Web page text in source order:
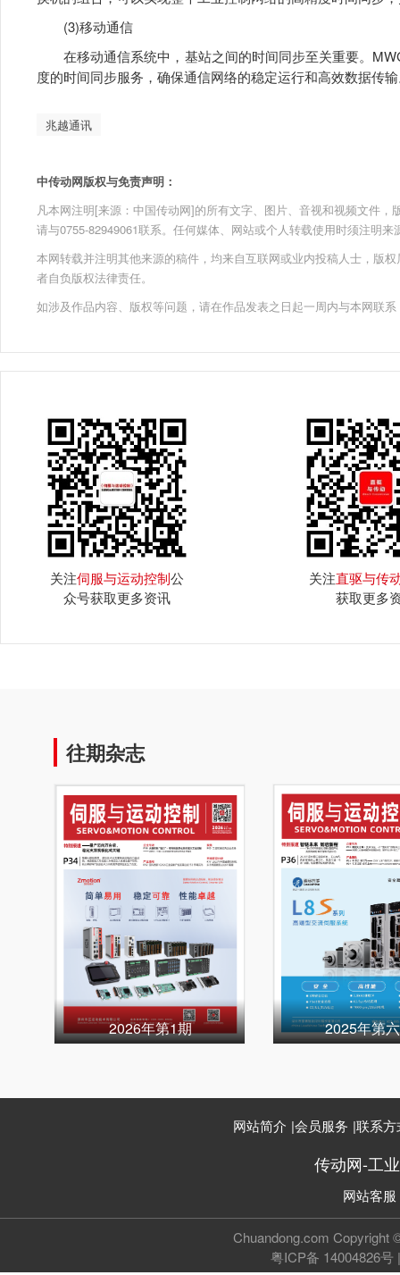
(3)移动通信
在移动通信系统中，基站之间的时间同步至关重要。
度的时间同步服务，确保通信网络的稳定运行和高效数据传
兆越通讯
中传动网版权与免责声明：
凡本网注明[来源：中国传动网]的所有文字、图片、音视和视频文件
请与0755-82949061联系。任何媒体、网站或个人转载使用时须注明
本网转载并注明其他来源的稿件，均来自互联网或业内投稿人士，版
者自负版权法律责任。
如涉及作品内容、版权等问题，请在作品发表之日起一周内与本网联
关注伺服与运动控制公
众号获取更多资讯
关注直驱与传
获取更多
往期杂志
2026年第1期 2025年第
网站简介 |会员服务 |联系方
传动网-工
网站客服
Chuandong.com Copyright
粤ICP备 14004826号